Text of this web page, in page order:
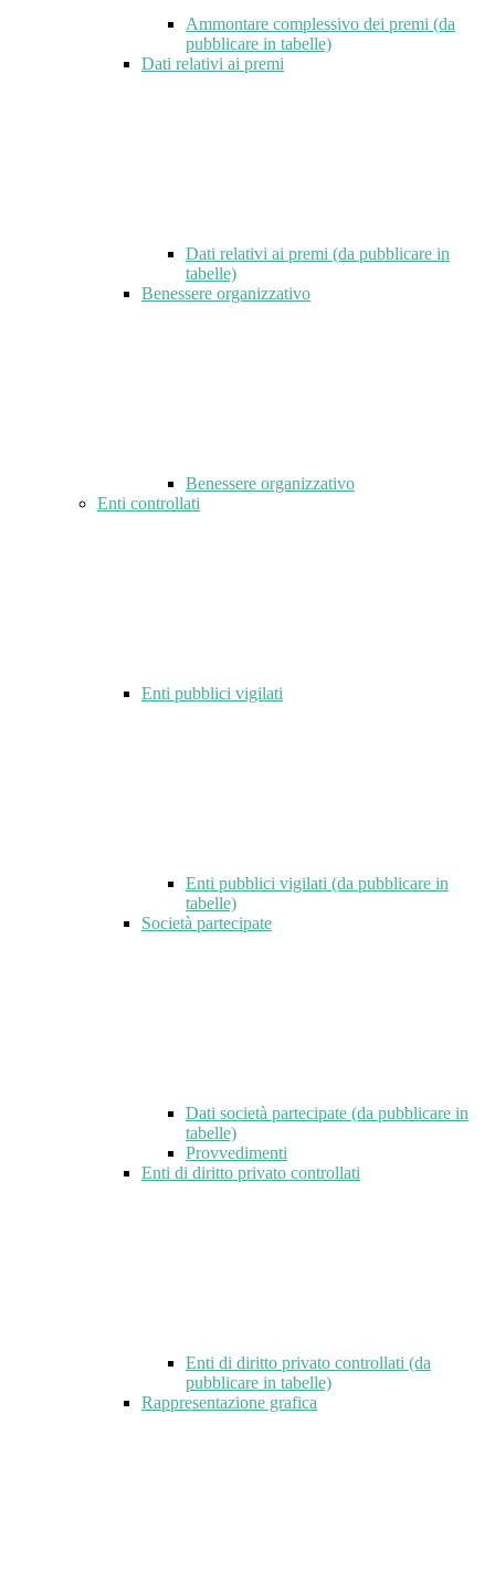
Ammontare complessivo dei premi (da
pubblicare in tabelle)
Dati relativi ai premi
Dati relativi ai premi (da pubblicare in
tabelle)
Benessere organizzativo
Benessere organizzativo
Enti controllati
Enti pubblici vigilati
Enti pubblici vigilati (da pubblicare in
tabelle)
Società partecipate
Dati società partecipate (da pubblicare in
tabelle)
Provvedimenti
Enti di diritto privato controllati
Enti di diritto privato controllati (da
pubblicare in tabelle)
Rappresentazione grafica